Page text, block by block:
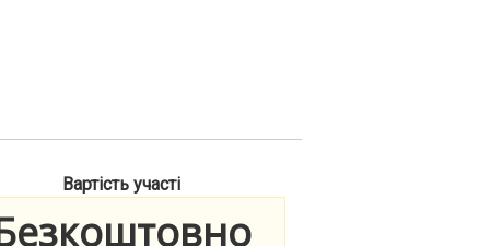
Вартість участі